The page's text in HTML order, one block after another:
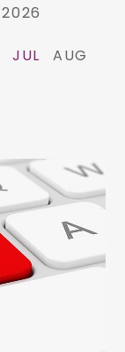
2026
JUL
AUG